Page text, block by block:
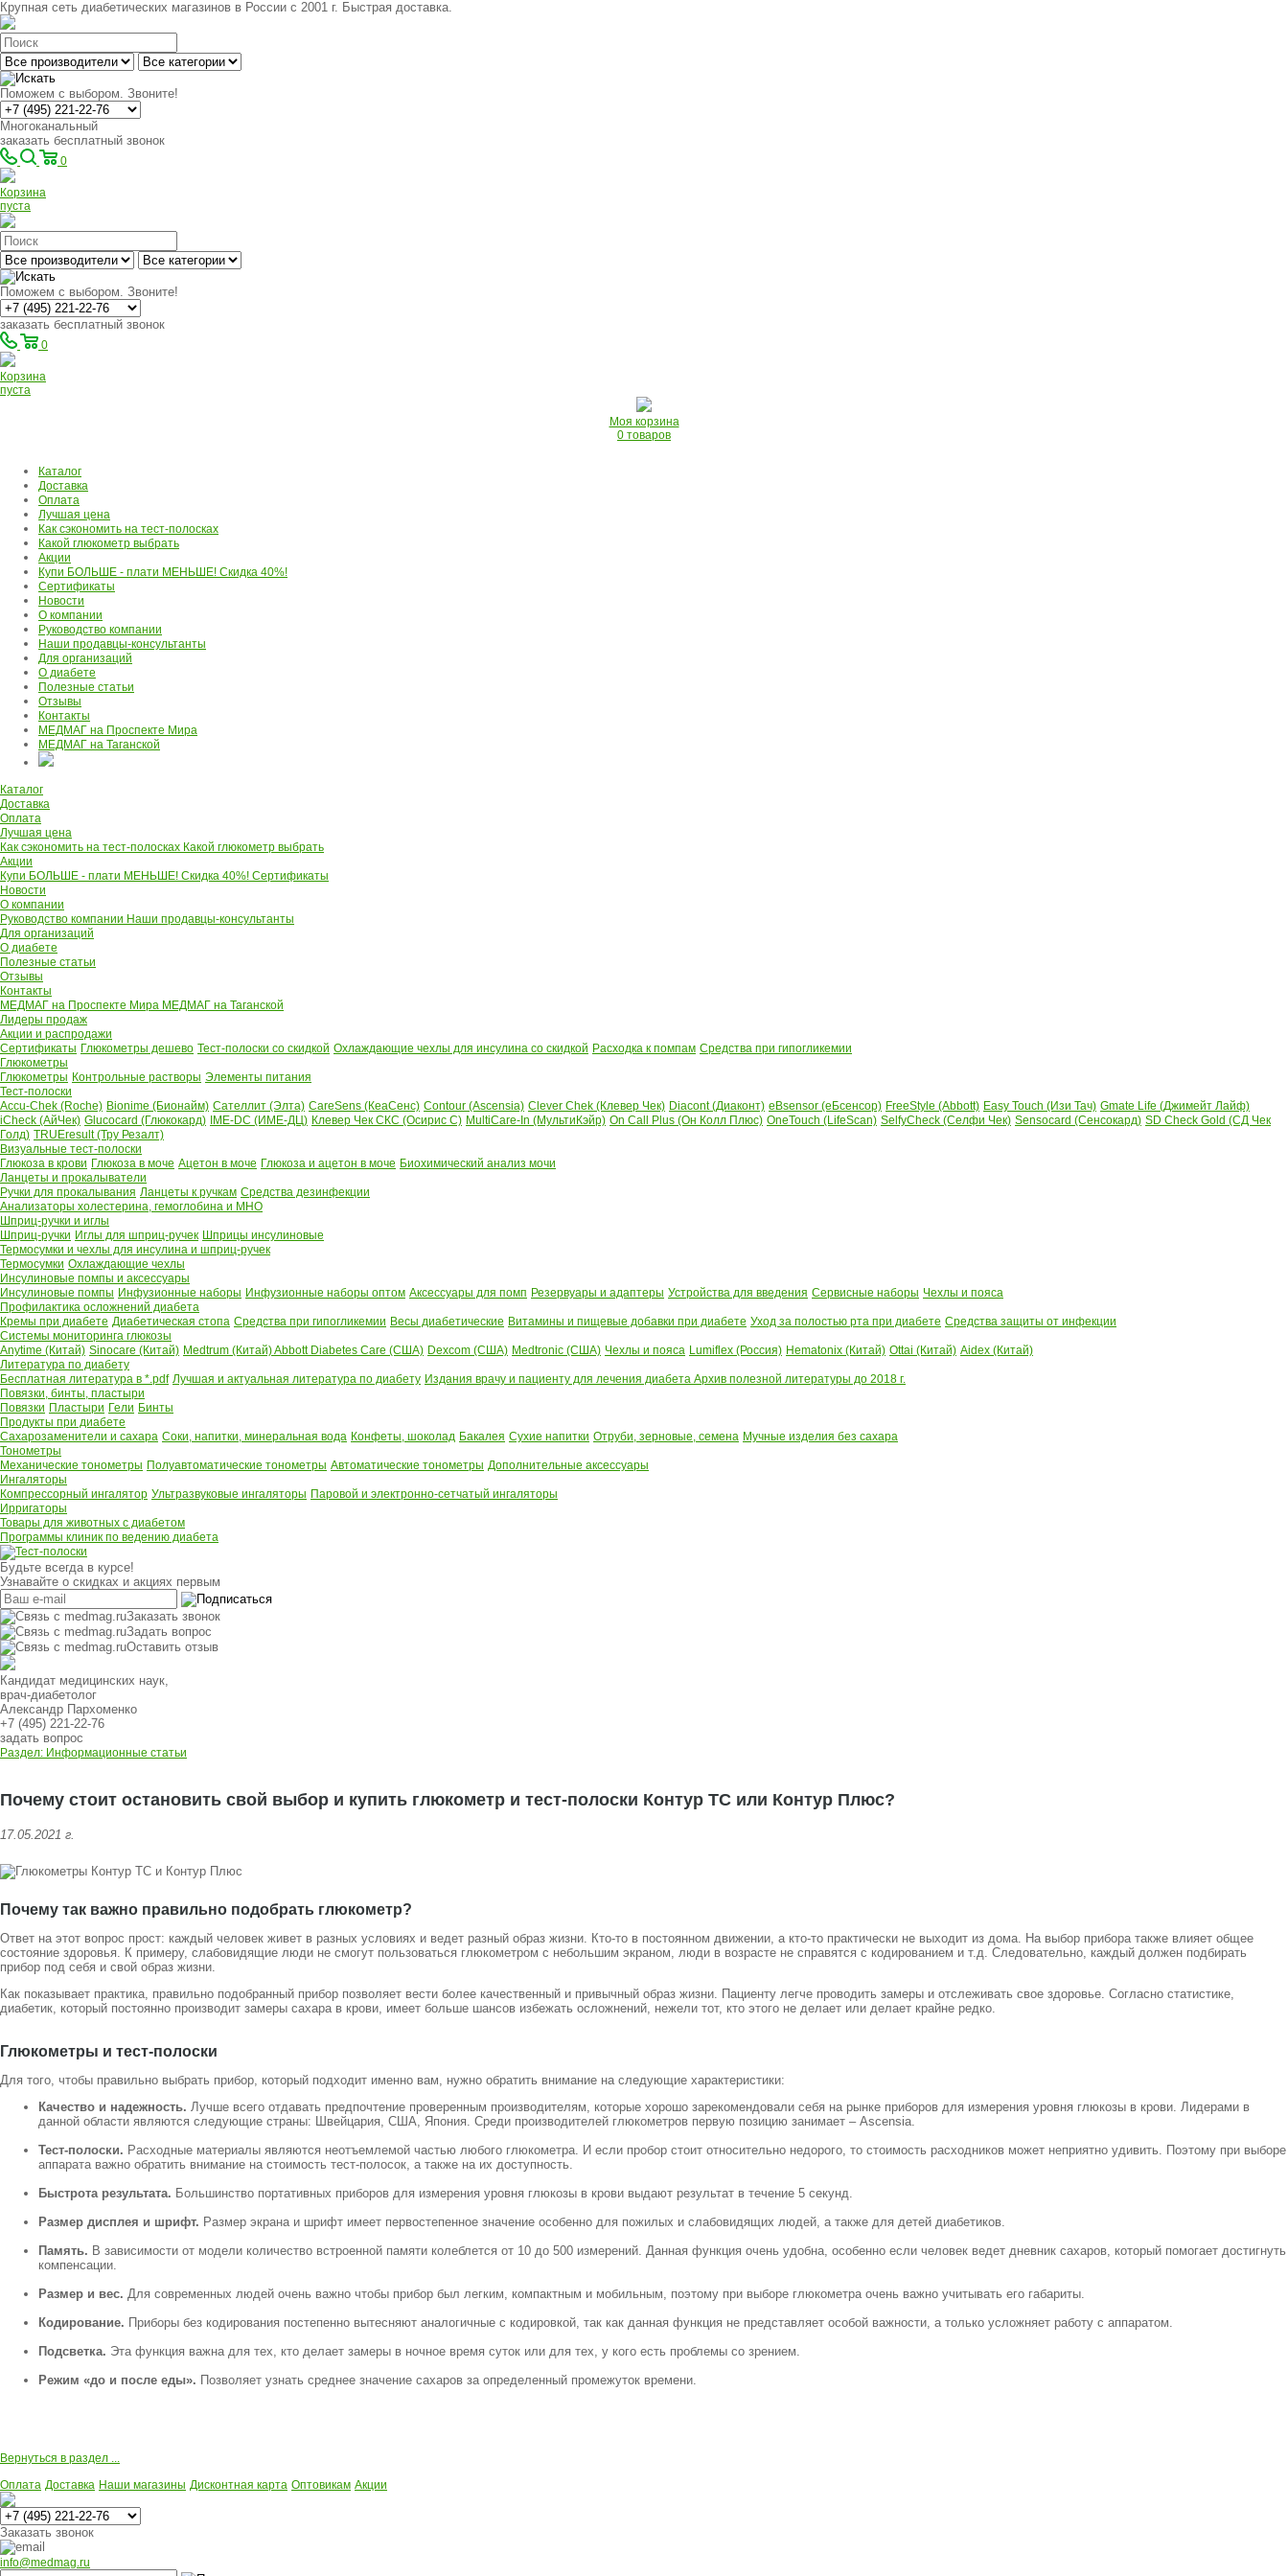
Крупная сеть диабетических магазинов в России с 2001 г. Быстрая доставка.
Поможем с выбором. Звоните!
Многоканальный
заказать бесплатный звонок
0
Корзина
пуста
Поможем с выбором. Звоните!
заказать бесплатный звонок
0
Корзина
пуста
Моя корзина
0 товаров
Каталог
Доставка
Оплата
Лучшая цена
Как сэкономить на тест-полосках
Какой глюкометр выбрать
Акции
Купи БОЛЬШЕ - плати МЕНЬШЕ! Скидка 40%!
Сертификаты
Новости
О компании
Руководство компании
Наши продавцы-консультанты
Для организаций
О диабете
Полезные статьи
Отзывы
Контакты
МЕДМАГ на Проспекте Мира
МЕДМАГ на Таганской
Каталог
Доставка
Оплата
Лучшая цена
Как сэкономить на тест-полосках Какой глюкометр выбрать
Акции
Купи БОЛЬШЕ - плати МЕНЬШЕ! Скидка 40%! Сертификаты
Новости
О компании
Руководство компании Наши продавцы-консультанты
Для организаций
О диабете
Полезные статьи
Отзывы
Контакты
МЕДМАГ на Проспекте Мира МЕДМАГ на Таганской
Лидеры продаж
Акции и распродажи
Сертификаты Глюкометры дешево Тест-полоски со скидкой Охлаждающие чехлы для инсулина со скидкой Расходка к помпам Средства при гипогликемии
Глюкометры
Глюкометры Контрольные растворы Элементы питания
Тест-полоски
Accu-Chek (Roche) Bionime (Бионайм) Сателлит (Элта) CareSens (КеаСенс) Contour (Ascensia) Clever Chek (Клевер Чек) Diacont (Диаконт) eBsensor (еБсенсор) FreeStyle (Abbott) Easy Touch (Изи Тач) Gmate Life (Джимейт Лайф)
iCheck (АйЧек) Glucocard (Глюкокард) IME-DC (ИМЕ-ДЦ) Клевер Чек СКС (Осирис С) MultiCare-In (МультиКэйр) On Call Plus (Он Колл Плюс) OneTouch (LifeScan) SelfyCheck (Селфи Чек) Sensocard (Сенсокард) SD Check Gold (СД Чек
Голд) TRUEresult (Тру Резалт)
Визуальные тест-полоски
Глюкоза в крови Глюкоза в моче Ацетон в моче Глюкоза и ацетон в моче Биохимический анализ мочи
Ланцеты и прокалыватели
Ручки для прокалывания Ланцеты к ручкам Средства дезинфекции
Анализаторы холестерина, гемоглобина и МНО
Шприц-ручки и иглы
Шприц-ручки Иглы для шприц-ручек Шприцы инсулиновые
Термосумки и чехлы для инсулина и шприц-ручек
Термосумки Охлаждающие чехлы
Инсулиновые помпы и аксессуары
Инсулиновые помпы Инфузионные наборы Инфузионные наборы оптом Аксессуары для помп Резервуары и адаптеры Устройства для введения Сервисные наборы Чехлы и пояса
Профилактика осложнений диабета
Кремы при диабете Диабетическая стопа Средства при гипогликемии Весы диабетические Витамины и пищевые добавки при диабете Уход за полостью рта при диабете Средства защиты от инфекции
Системы мониторинга глюкозы
Anytime (Китай) Sinocare (Китай) Medtrum (Китай)Abbott Diabetes Care (США) Dexcom (США) Medtronic (США) Чехлы и пояса Lumiflex (Россия) Hematonix (Китай) Ottai (Китай) Aidex (Китай)
Литература по диабету
Бесплатная литература в *.pdf Лучшая и актуальная литература по диабету Издания врачу и пациенту для лечения диабета Архив полезной литературы до 2018 г.
Повязки, бинты, пластыри
Повязки Пластыри Гели Бинты
Продукты при диабете
Сахарозаменители и сахара Соки, напитки, минеральная вода Конфеты, шоколад Бакалея Сухие напитки Отруби, зерновые, семена Мучные изделия без сахара
Тонометры
Механические тонометры Полуавтоматические тонометры Автоматические тонометры Дополнительные аксессуары
Ингаляторы
Компрессорный ингалятор Ультразвуковые ингаляторы Паровой и электронно-сетчатый ингаляторы
Ирригаторы
Товары для животных с диабетом
Программы клиник по ведению диабета
Будьте всегда в курсе!
Узнавайте о скидках и акциях первым
Заказать звонок
Задать вопрос
Оставить отзыв
Кандидат медицинских наук,
врач-диабетолог
Александр Пархоменко
+7 (495) 221-22-76
задать вопрос
Раздел: Информационные статьи
Почему стоит остановить свой выбор и купить глюкометр и тест-полоски Контур ТС или Контур Плюс?
17.05.2021 г.
Почему так важно правильно подобрать глюкометр?
Ответ на этот вопрос прост: каждый человек живет в разных условиях и ведет разный образ жизни. Кто-то в постоянном движении, а кто-то практически не выходит из дома. На выбор прибора также влияет общее
состояние здоровья. К примеру, слабовидящие люди не смогут пользоваться глюкометром с небольшим экраном, люди в возрасте не справятся с кодированием и т.д. Следовательно, каждый должен подбирать
прибор под себя и свой образ жизни.
Как показывает практика, правильно подобранный прибор позволяет вести более качественный и привычный образ жизни. Пациенту легче проводить замеры и отслеживать свое здоровье. Согласно статистике,
диабетик, который постоянно производит замеры сахара в крови, имеет больше шансов избежать осложнений, нежели тот, кто этого не делает или делает крайне редко.
Глюкометры и тест-полоски
Для того, чтобы правильно выбрать прибор, который подходит именно вам, нужно обратить внимание на следующие характеристики:
Качество и надежность. Лучше всего отдавать предпочтение проверенным производителям, которые хорошо зарекомендовали себя на рынке приборов для измерения уровня глюкозы в крови. Лидерами в
данной области являются следующие страны: Швейцария, США, Япония. Среди производителей глюкометров первую позицию занимает – Ascensia.
Тест-полоски. Расходные материалы являются неотъемлемой частью любого глюкометра. И если пробор стоит относительно недорого, то стоимость расходников может неприятно удивить. Поэтому при выборе
аппарата важно обратить внимание на стоимость тест-полосок, а также на их доступность.
Быстрота результата. Большинство портативных приборов для измерения уровня глюкозы в крови выдают результат в течение 5 секунд.
Размер дисплея и шрифт. Размер экрана и шрифт имеет первостепенное значение особенно для пожилых и слабовидящих людей, а также для детей диабетиков.
Память. В зависимости от модели количество встроенной памяти колеблется от 10 до 500 измерений. Данная функция очень удобна, особенно если человек ведет дневник сахаров, который помогает достигнуть
компенсации.
Размер и вес. Для современных людей очень важно чтобы прибор был легким, компактным и мобильным, поэтому при выборе глюкометра очень важно учитывать его габариты.
Кодирование. Приборы без кодирования постепенно вытесняют аналогичные с кодировкой, так как данная функция не представляет особой важности, а только усложняет работу с аппаратом.
Подсветка. Эта функция важна для тех, кто делает замеры в ночное время суток или для тех, у кого есть проблемы со зрением.
Режим «до и после еды». Позволяет узнать среднее значение сахаров за определенный промежуток времени.
Вернуться в раздел ...
Оплата Доставка Наши магазины Дисконтная карта Оптовикам Акции
Заказать звонок
info@medmag.ru